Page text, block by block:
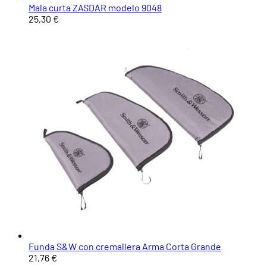
Mala curta ZASDAR modelo 9048
25,30 €
Funda S&W con cremallera Arma Corta Grande
21,76 €